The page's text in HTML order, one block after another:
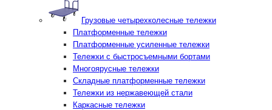
Грузовые четырехколесные тележки
Платформенные тележки
Платформенные усиленные тележки
Тележки с быстросъемными бортами
Многоярусные тележки
Складные платформенные тележки
Тележки из нержавеющей стали
Каркасные тележки